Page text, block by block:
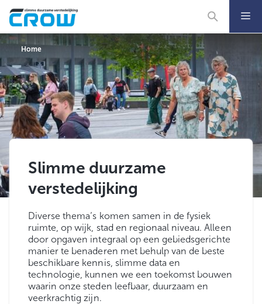
naar
de
inhoud
Home
Slimme duurzame
verstedelijking
Diverse thema’s komen samen in de fysiek
ruimte, op wijk, stad en regionaal niveau. Alleen
door opgaven integraal op een gebiedsgerichte
manier te benaderen met behulp van de beste
beschikbare kennis, slimme data en
technologie, kunnen we een toekomst bouwen
waarin onze steden leefbaar, duurzaam en
veerkrachtig zijn.